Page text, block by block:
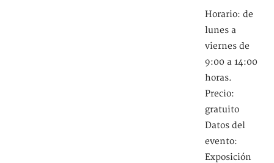
Horario: de
lunes a
viernes de
9:00 a 14:00
horas.
Precio:
gratuito
Datos del
evento:
Exposición